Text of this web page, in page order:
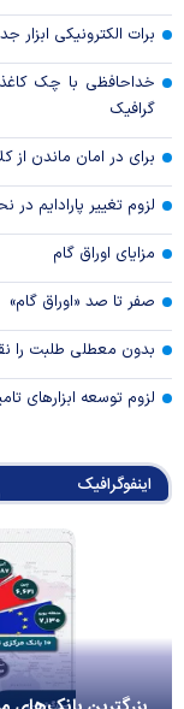
برات الکترونیکی
خداحافظی با چک
گرافیک
برای در امان ماندن از
لزوم تغییر پارادایم
مزایای اوراق گام
صفر تا صد «اوراق گام»
بدون معطلی طلبت را
لزوم توسعه ابزارهای
اینفوگرافیک